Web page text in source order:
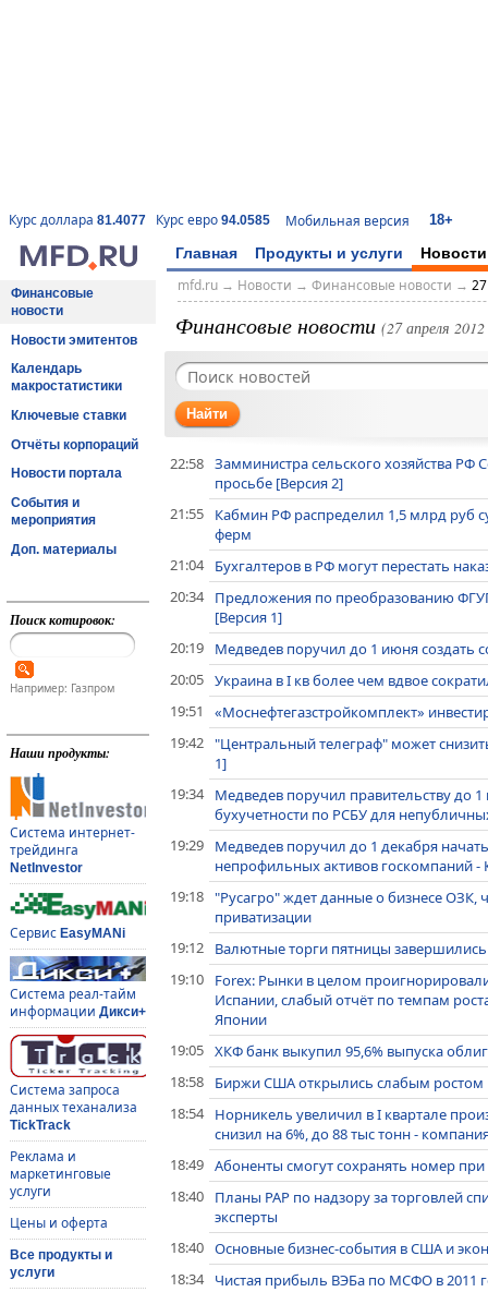
Курс доллара 81.4077 Курс евро 94.0585 Мобильная версия 18+
Главная Продукты и услуги Новости
Финансовые
новости
Новости эмитентов
Календарь
макростатистики
Ключевые ставки
Отчёты корпораций
Новости портала
События и
мероприятия
Доп. материалы
Поиск котировок:
Например: Газпром
Наши продукты:
Система интернет-
трейдинга
NetInvestor
Сервис EasyMANi
Система реал-тайм
информации Дикси+
Система запроса
данных теханализа
TickTrack
Реклама и
маркетинговые
услуги
Цены и оферта
Все продукты и
услуги
mfd.ru→ Новости → Финансовые новости →
Финансовые новости (27 апреля 2012
Найти
22:58 Замминистра сельского хозяйства РФ
просьбе [Версия 2]
21:55
Кабмин РФ распределил 1,5 млрд руб
ферм
21:04
Бухгалтеров в РФ могут перестать
20:34
Предложения по преобразованию
[Версия 1]
20:19
Медведев поручил до 1 июня создать
20:05 Украина в I кв более чем вдвое
19:51
«Моснефтегазстройкомплект»
19:42 "Центральный телеграф" может
1]
19:34
Медведев поручил правительству до
бухучетности по РСБУ для
19:29
Медведев поручил до 1 декабря
непрофильных активов госкомпаний -
19:18 "Русагро" ждет данные о бизнесе ОЗК,
приватизации
19:12
Валютные торги пятницы
19:10
Forex: Рынки в целом
Испании, слабый отчёт по темпам
Японии
19:05 ХКФ банк выкупил 95,6% выпуска
18:58
Биржи США открылись слабым ростом
18:54
Норникель увеличил в I квартале
снизил на 6%, до 88 тыс тонн -
18:49 Абоненты смогут сохранять номер
18:40
Планы РАР по надзору за торговлей
эксперты
18:40 Основные бизнес-события в США и
18:34
Чистая прибыль ВЭБа по МСФО в 2011